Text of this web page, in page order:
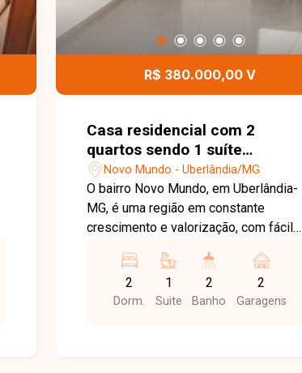
R$ 380.000,00 V
Casa residencial com 2
quartos sendo 1 suíte
disponível para venda no bairro
Novo Mundo em Uberlândia-
MG
Novo Mundo - Uberlândia/MG
O bairro Novo Mundo, em Uberlândia-
MG, é uma região em constante
crescimento e valorização, com fácil
infraestrutura que oferece praticidade
no dia a dia. Próximo a comércios,
escolas, supermercados e diversos
2
Dorm.
1
Suite
2
Banho
2
Garagens